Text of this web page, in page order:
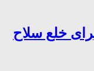
خلع سلاح